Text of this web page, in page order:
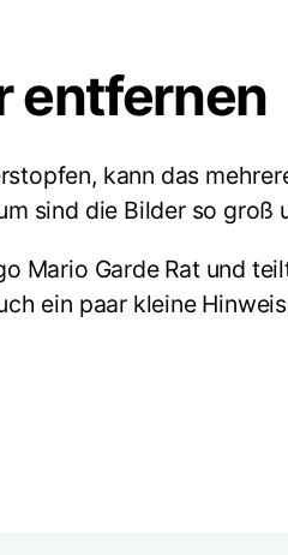
entfernen
kann das
sind die Bilder so
Mario Garde Rat und
ein paar kleine